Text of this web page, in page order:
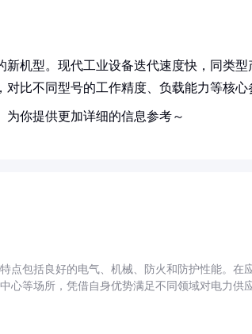
机型。现代工业设备迭代速度快，同类型
比不同型号的工作精度、负载能力等核心
你提供更加详细的信息参考～
点包括良好的电气、机械、防火和防护性能。在
心等场所，凭借自身优势满足不同领域对电力供